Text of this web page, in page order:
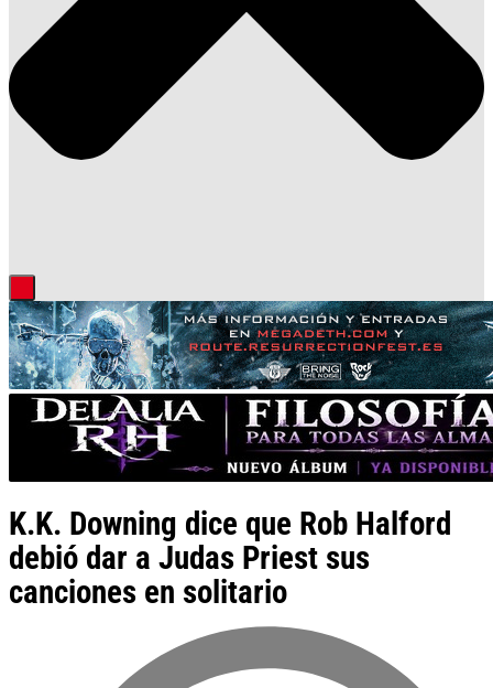
K.K. Downing dice que Rob Halford
debió dar a Judas Priest sus
canciones en solitario